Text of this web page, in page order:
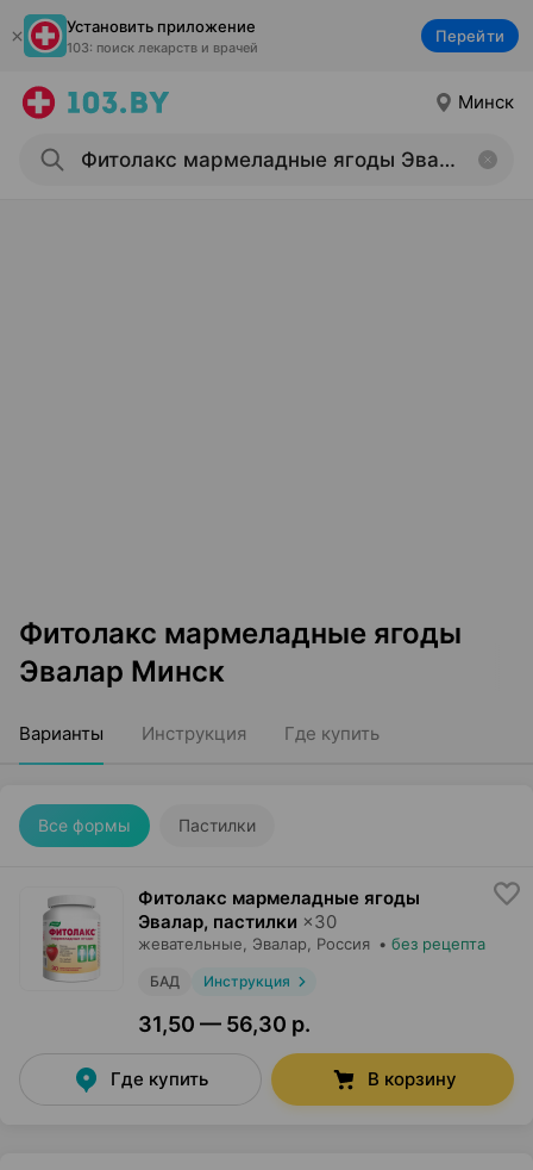
Установить приложение
103: поиск лекарств и врачей
Перейти
Минск
Фитолакс мармеладные ягоды
Эвалар Минск
Варианты Инструкция Где купить
Все формы Пастилки
Фитолакс мармеладные ягоды
Эвалар, пастилки ×30
жевательные, Эвалар , Россия • без рецепта
БАД Инструкция
31,50 — 56,30 р.
Где купить В корзину